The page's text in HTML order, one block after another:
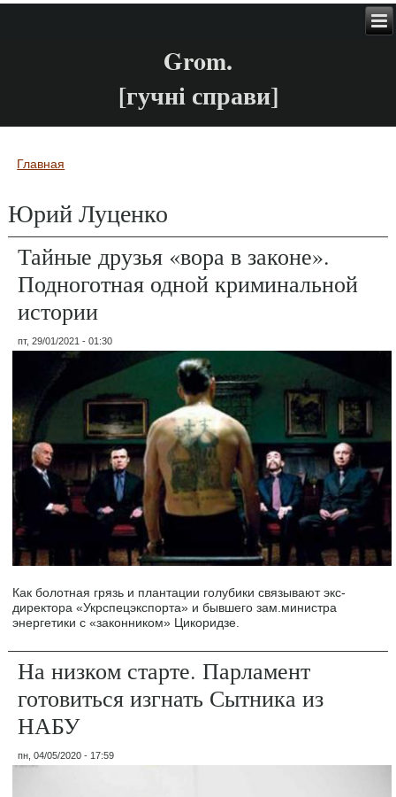
Grom.
[гучні справи]
Вы здесь
Главная
Юрий Луценко
Тайные друзья «вора в законе».
Подноготная одной криминальной
истории
пт, 29/01/2021 - 01:30
Как болотная грязь и плантации голубики связывают экс-
директора «Укрспецэкспорта» и бывшего зам.министра
энергетики с «законником» Цикоридзе.
На низком старте. Парламент
готовиться изгнать Сытника из
НАБУ
пн, 04/05/2020 - 17:59